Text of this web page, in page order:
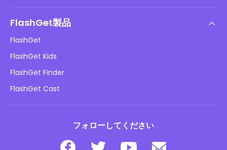
DMCAポリシー
プライバシーポリシー
広告ポリシー
私の情報を販売しないでください
子供のオンラインの安全性
ダウンロード
FlashGet製品
FlashGet
FlashGet Kids
FlashGet Finder
FlashGet Cast
フォローしてください